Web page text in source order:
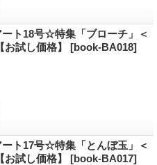
ト18号☆特集「ブローチ」＜
試し価格】 [book-BA018]
ト17号☆特集「とんぼ玉」＜
試し価格】 [book-BA017]